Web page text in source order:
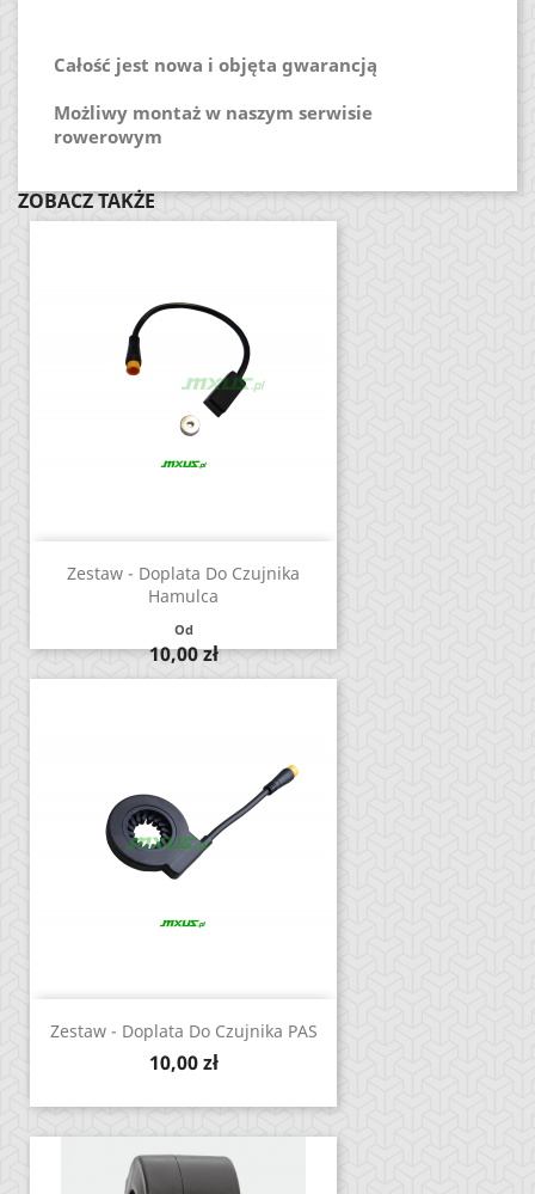
Całość jest nowa i objęta gwarancją
Możliwy montaż w naszym serwisie
rowerowym
ZOBACZ TAKŻE
Zestaw - Doplata Do Czujnika
Hamulca
Od
Cena
10,00 zł
Zestaw - Doplata Do Czujnika PAS
Cena
10,00 zł